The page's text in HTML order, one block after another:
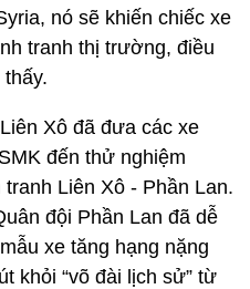
nó sẽ khiến chiếc xe
tranh thị trường, điều
Xô đã đưa các xe
đến thử nghiệm
Liên Xô - Phần Lan.
đội Phần Lan đã dễ
xe tăng hạng nặng
khỏi “võ đài lịch sử” từ